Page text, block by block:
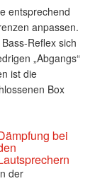
entsprechend
anpassen.
Reflex sich
„Abgangs“
ist die
Box
bei
der